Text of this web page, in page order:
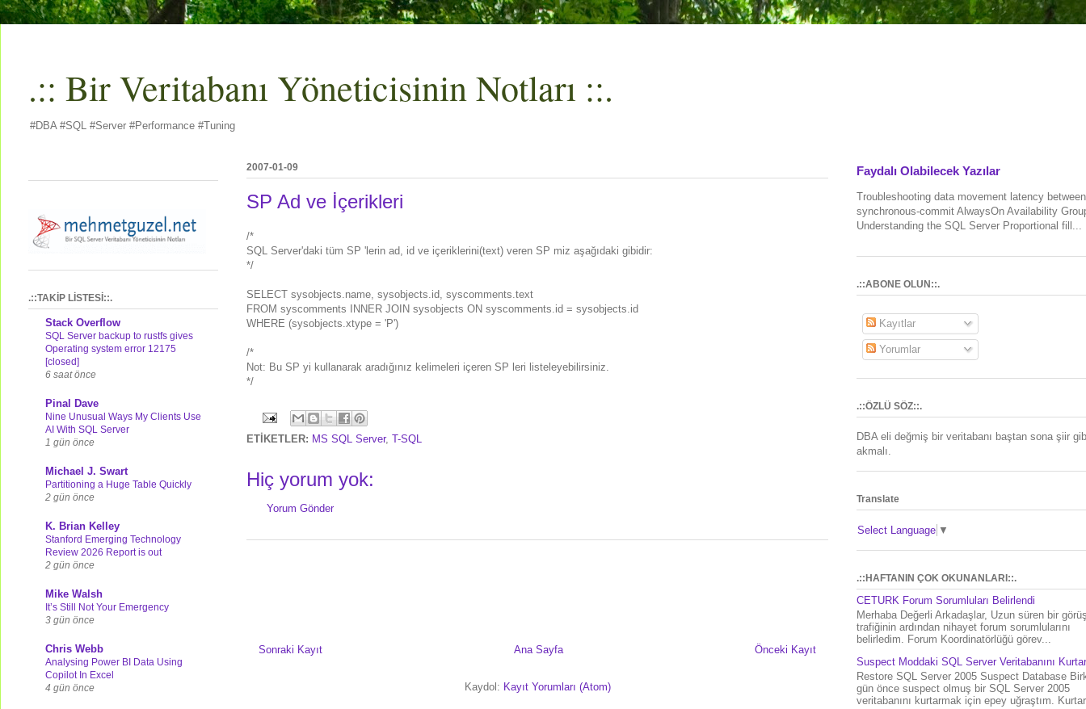
.:: Bir Veritabanı Yöneticisinin Notları ::.
#DBA #SQL #Server #Performance #Tuning
2007-01-09
SP Ad ve İçerikleri
/*
SQL Server'daki tüm SP 'lerin ad, id ve içeriklerini(text) veren SP miz aşağıdaki gibidir:
*/
SELECT sysobjects.name, sysobjects.id, syscomments.text
FROM syscomments INNER JOIN sysobjects ON syscomments.id = sysobjects.id
WHERE (sysobjects.xtype = 'P')
/*
Not: Bu SP yi kullanarak aradığınız kelimeleri içeren SP leri listeleyebilirsiniz.
*/
ETİKETLER: MS SQL Server, T-SQL
Hiç yorum yok:
Yorum Gönder
Sonraki Kayıt Önceki Kayıt
Ana Sayfa
Kaydol: Kayıt Yorumları (Atom)
.::TAKİP LİSTESİ::.
Stack Overflow
SQL Server backup to rustfs gives
Operating system error 12175
[closed]
6 saat önce
Pinal Dave
Nine Unusual Ways My Clients Use
AI With SQL Server
1 gün önce
Michael J. Swart
Partitioning a Huge Table Quickly
2 gün önce
K. Brian Kelley
Stanford Emerging Technology
Review 2026 Report is out
2 gün önce
Mike Walsh
It’s Still Not Your Emergency
3 gün önce
Chris Webb
Analysing Power BI Data Using
Copilot In Excel
4 gün önce
Faydalı Olabilecek Yazılar
Troubleshooting data movement latency between
synchronous-commit AlwaysOn Availability
Understanding the SQL Server Proportional fill...
.::ABONE OLUN::.
Kayıtlar
Yorumlar
.::ÖZLÜ SÖZ::.
DBA eli değmiş bir veritabanı baştan sona şiir
akmalı.
Translate
Select Language ▼
.::HAFTANIN ÇOK OKUNANLARI::.
CETURK Forum Sorumluları Belirlendi
Merhaba Değerli Arkadaşlar, Uzun süren bir
trafiğinin ardından nihayet forum sorumlularını
belirledim. Forum Koordinatörlüğü görev...
Suspect Moddaki SQL Server Veritabanını
Restore SQL Server 2005 Suspect Database
gün önce suspect olmuş bir SQL Server 2005
veritabanını kurtarmak için epey uğraştım.